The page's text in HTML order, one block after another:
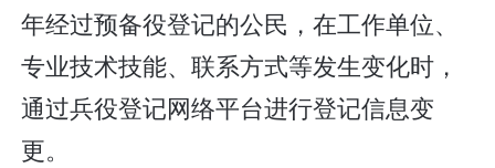
年经过预备役登记的公民，在工作单位、
专业技术技能、联系方式等发生变化时，
通过兵役登记网络平台进行登记信息变
更。